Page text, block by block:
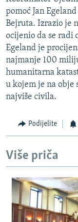
INFOGRAFIKE
KINA NA BALKANU
RSE PRIČE IZ
ISPRIČAJ MI
DNEVNO@RSE
SPECIJALI RSE
GENOCID U
POPLAVE I KLIZIŠTA U
TV LIBERTY
MOJA EVROPA
TRI DECENIJE OD
Sve RFE/RL
pomoć Jan
Bejruta. Izrazio je
ocijenio da se radi
Egeland je
najmanje 100
humanitarna
u kojem je na obje
najviše civila.
Podijelite
Više priča